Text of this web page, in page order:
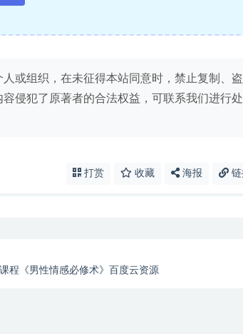
或组织，在未征得本站同意时，禁止复制、盗
侵犯了原著者的合法权益，可联系我们进行处
打赏 收藏 海报
程《男性情感必修术》百度云资源